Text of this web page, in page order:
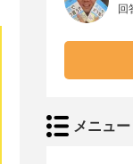
回
メニュー